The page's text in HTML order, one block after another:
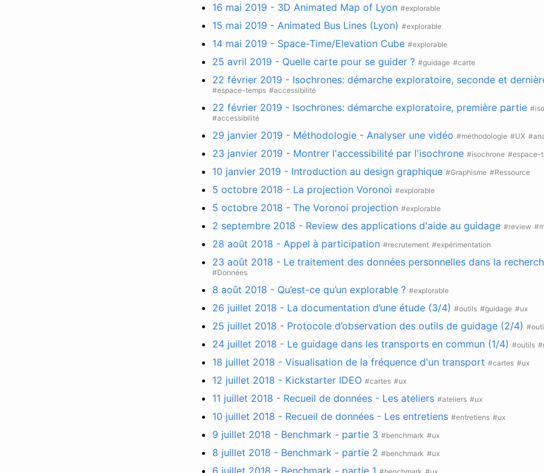
16 mai 2019 - 3D Animated Map of Lyon #explorable
15 mai 2019 - Animated Bus Lines (Lyon) #explorable
14 mai 2019 - Space-Time/Elevation Cube #explorable
25 avril 2019 - Quelle carte pour se guider ? #guidage #carte
22 février 2019 - Isochrones: démarche exploratoire, seconde et
#espace-temps #accessibilité
22 février 2019 - Isochrones: démarche exploratoire, première partie
#accessibilité
29 janvier 2019 - Méthodologie - Analyser une vidéo #méthodologie #UX
23 janvier 2019 - Montrer l'accessibilité par l'isochrone #isochrone #espace-
10 janvier 2019 - Introduction au design graphique #Graphisme #Ressource
5 octobre 2018 - La projection Voronoi #explorable
5 octobre 2018 - The Voronoi projection #explorable
2 septembre 2018 - Review des applications d'aide au guidage #review
28 août 2018 - Appel à participation #recrutement #expérimentation
23 août 2018 - Le traitement des données personnelles dans la
#Données
8 août 2018 - Qu’est-ce qu’un explorable ? #explorable
26 juillet 2018 - La documentation d’une étude (3/4) #outils #guidage #ux
25 juillet 2018 - Protocole d’observation des outils de guidage (2/4)
24 juillet 2018 - Le guidage dans les transports en commun (1/4) #outils
18 juillet 2018 - Visualisation de la fréquence d'un transport #cartes #ux
12 juillet 2018 - Kickstarter IDEO #cartes #ux
11 juillet 2018 - Recueil de données - Les ateliers #ateliers #ux
10 juillet 2018 - Recueil de données - Les entretiens #entretiens #ux
9 juillet 2018 - Benchmark - partie 3 #benchmark #ux
8 juillet 2018 - Benchmark - partie 2 #benchmark #ux
6 juillet 2018 - Benchmark - partie 1